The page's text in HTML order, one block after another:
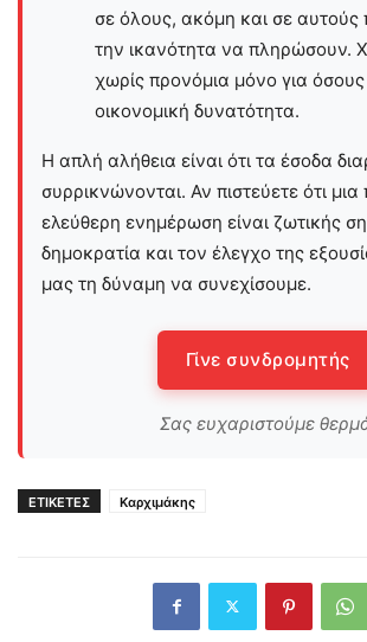
σε όλους, ακόμη και σε αυτούς
την ικανότητα να πληρώσουν.
χωρίς προνόμια μόνο για
οικονομική δυνατότητα.
Η απλή αλήθεια είναι ότι τα έσοδα
συρρικνώνονται. Αν πιστεύετε ότι
ελεύθερη ενημέρωση είναι ζωτικής
δημοκρατία και τον έλεγχο της
μας τη δύναμη να συνεχίσουμε.
Γίνε συνδρομητής
Σας ευχαριστούμε
ΕΤΙΚΕΤΕΣ Καρχιμάκης